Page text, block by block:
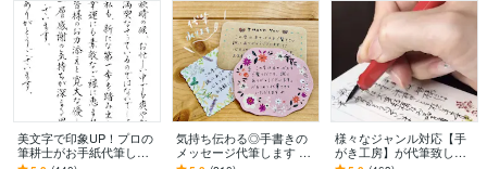
美文字で印象UP！プロの
筆耕士がお手紙代筆しま
気持ち伝わる◎手書きの
メッセージ代筆します お
様々なジャンル対応【手
がき工房】が代筆致しま